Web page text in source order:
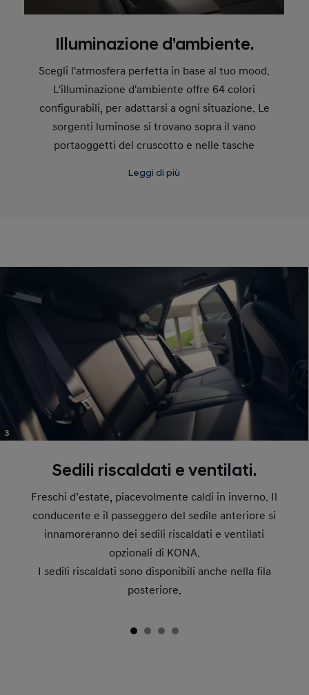
Illuminazione d’ambiente.
Scegli l'atmosfera perfetta in base al tuo mood.
L'illuminazione d'ambiente offre 64 colori
configurabili, per adattarsi a ogni situazione. Le
sorgenti luminose si trovano sopra il vano
portaoggetti del cruscotto e nelle tasche
Leggi di più
3
Sedili riscaldati e ventilati.
Freschi d’estate, piacevolmente caldi in inverno. Il
conducente e il passeggero del sedile anteriore si
innamoreranno dei sedili riscaldati e ventilati
opzionali di KONA.
I sedili riscaldati sono disponibili anche nella fila
posteriore.